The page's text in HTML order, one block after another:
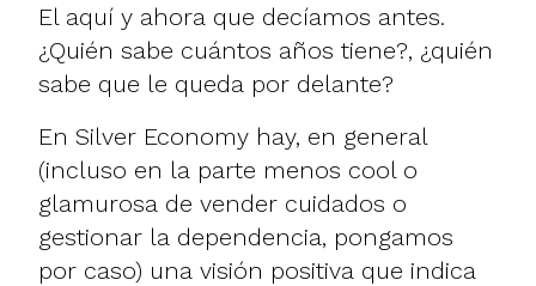
El aquí y ahora que decíamos antes.
¿Quién sabe cuántos años tiene?, ¿quién
sabe que le queda por delante?
En Silver Economy hay, en general
(incluso en la parte menos cool o
glamurosa de vender cuidados o
gestionar la dependencia, pongamos
por caso) una visión positiva que indica